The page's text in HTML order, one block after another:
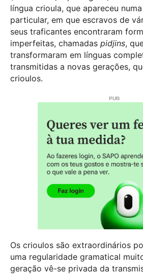
língua crioula, que apareceu
particular, em que escravos de
seus traficantes encontraram
imperfeitas, chamadas pidjins,
transformaram em línguas
transmitidas a novas gerações,
crioulos.
Os crioulos são extraordinários
uma regularidade gramatical
geração vê-se privada da